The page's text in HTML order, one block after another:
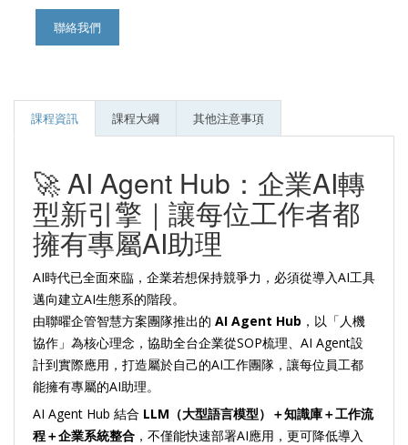
聯絡我們
課程資訊 課程大綱 其他注意事項
🚀 AI Agent Hub：企業AI轉
型新引擎｜讓每位工作者都
擁有專屬AI助理
AI時代已全面來臨，企業若想保持競爭力，必須從導入AI工具
邁向建立AI生態系的階段。
由聯曜企管智慧方案團隊推出的 AI Agent Hub ，以「人機
協作」為核心理念，協助全台企業從SOP梳理、AI Agent設
計到實際應用，打造屬於自己的AI工作團隊，讓每位員工都
能擁有專屬的AI助理。
AI Agent Hub 結合 LLM（大型語言模型）＋知識庫＋工作流
程＋企業系統整合 ，不僅能快速部署AI應用，更可降低導入